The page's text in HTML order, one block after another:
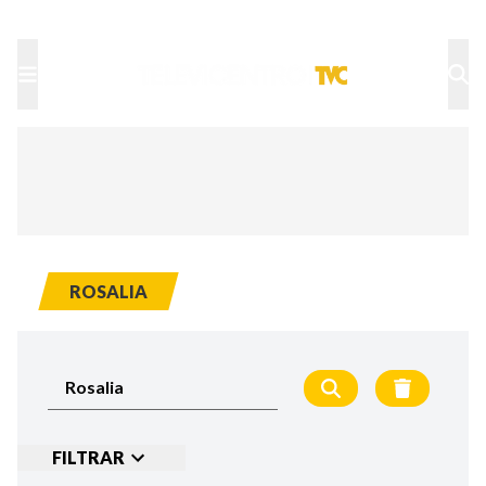
ROSALIA
FILTRAR